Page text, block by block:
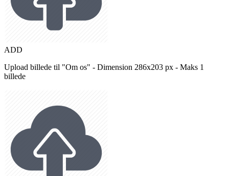
ADD
Upload billede til "Om os" - Dimension 286x203 px - Maks 1
billede